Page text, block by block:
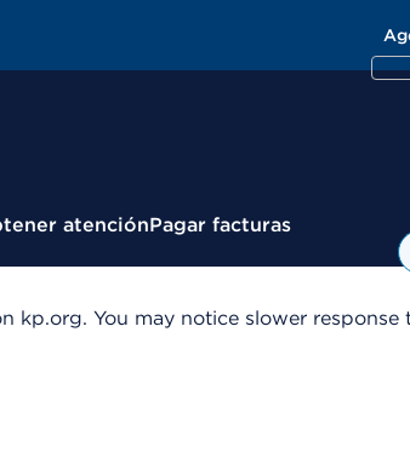
atenciónPagar facturas
kp.org. You may notice slower